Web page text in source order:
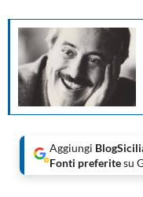
Aggiungi
Fonti preferitesu